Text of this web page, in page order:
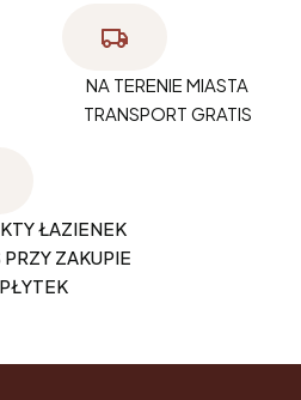
NA TERENIE MIASTA
TRANSPORT GRATIS
ŁAZIENEK
ZAKUPIE
PŁYTEK